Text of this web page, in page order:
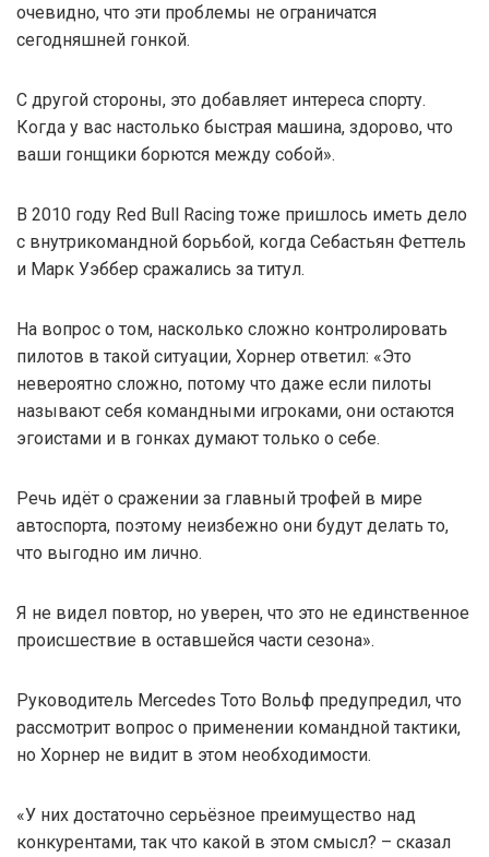
очевидно, что эти проблемы не ограничатся
сегодняшней гонкой.
С другой стороны, это добавляет интереса спорту.
Когда у вас настолько быстрая машина, здорово, что
ваши гонщики борются между собой».
В 2010 году Red Bull Racing тоже пришлось иметь дело
с внутрикомандной борьбой, когда Себастьян Феттель
и Марк Уэббер сражались за титул.
На вопрос о том, насколько сложно контролировать
пилотов в такой ситуации, Хорнер ответил: «Это
невероятно сложно, потому что даже если пилоты
называют себя командными игроками, они остаются
эгоистами и в гонках думают только о себе.
Речь идёт о сражении за главный трофей в мире
автоспорта, поэтому неизбежно они будут делать то,
что выгодно им лично.
Я не видел повтор, но уверен, что это не единственное
происшествие в оставшейся части сезона».
Руководитель Mercedes Тото Вольф предупредил, что
рассмотрит вопрос о применении командной тактики,
но Хорнер не видит в этом необходимости.
«У них достаточно серьёзное преимущество над
конкурентами, так что какой в этом смысл? – сказал